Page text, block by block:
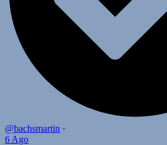
@bachsmartin ·
6 Ago